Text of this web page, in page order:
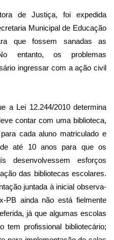
de Justiça, foi expedida
Municipal de Educação
que fossem sanadas as
entanto, os problemas
ingressar com a ação civil
a Lei 12.244/2010 determina
contar com uma biblioteca,
cada aluno matriculado e
até 10 anos para que os
desenvolvessem esforços
das bibliotecas escolares.
juntada à inicial observa-
PB ainda não está fielmente
já que algumas escolas
tem profissional bibliotecário;